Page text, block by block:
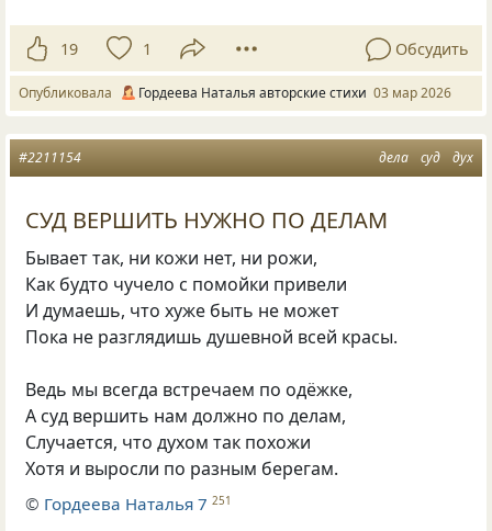
19 1 Обсудить
Опубликовала Гордеева Наталья авторские стихи 03 мар 2026
дела суд дух
#2211154
СУД ВЕРШИТЬ НУЖНО ПО ДЕЛАМ
Бывает так, ни кожи нет, ни рожи,
Как будто чучело с помойки привели
И думаешь, что хуже быть не может
Пока не разглядишь душевной всей красы.
Ведь мы всегда встречаем по одёжке,
А суд вершить нам должно по делам,
Случается, что духом так похожи
Хотя и выросли по разным берегам.
© Гордеева Наталья 7 251